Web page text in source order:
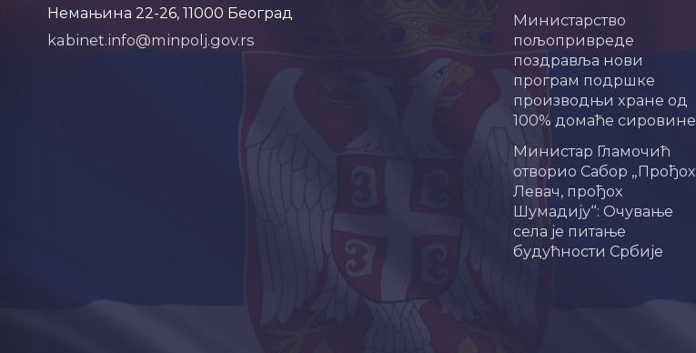
Немањина 22-26, 11000 Београд
kabinet.info@minpolj.gov.rs
Министарство
пољопривреде
поздравља нови
програм подршке
производњи хране од
100% домаће сировине
Министар Гламочић
отворио Сабор „Прођох
Левач, прођох
Шумадију“: Очување
села је питање
будућности Србије